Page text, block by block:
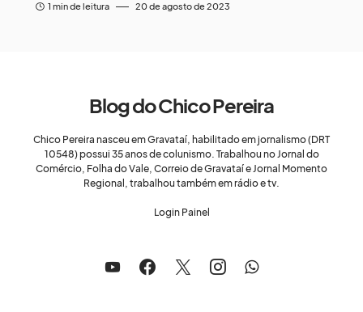
1 min de leitura 20 de agosto de 2023
Blog do Chico Pereira
Chico Pereira nasceu em Gravataí, habilitado em jornalismo (DRT
10548) possui 35 anos de colunismo. Trabalhou no Jornal do
Comércio, Folha do Vale, Correio de Gravataí e Jornal Momento
Regional, trabalhou também em rádio e tv.
Login Painel